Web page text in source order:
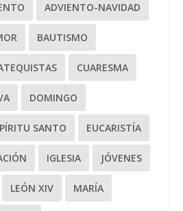
ADVIENTO-NAVIDAD
BAUTISMO
CUARESMA
DOMINGO
SANTO EUCARISTÍA
IGLESIA JÓVENES
LEÓN XIV MARÍA